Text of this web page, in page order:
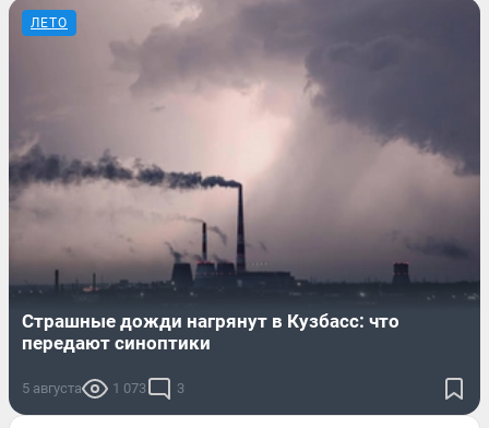
ЛЕТО
Страшные дожди нагрянут в Кузбасс: что
передают синоптики
5 августа 1 073 3